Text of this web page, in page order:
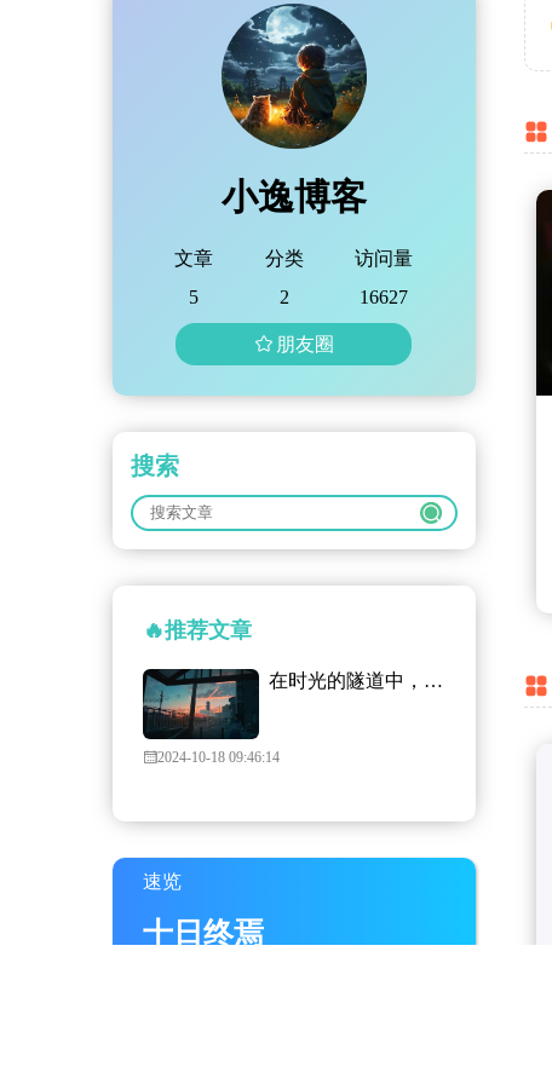
小逸博客
文章
5
分类
2
访问量
16627
朋友圈
搜索
🔥推荐文章
在时光的隧道中，启航
2024-10-18 09:46:14
速览
十日终焉